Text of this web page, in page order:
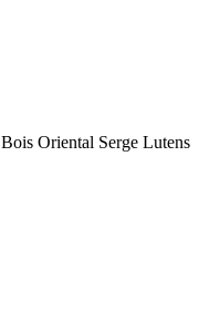
Bois Oriental Serge Lutens